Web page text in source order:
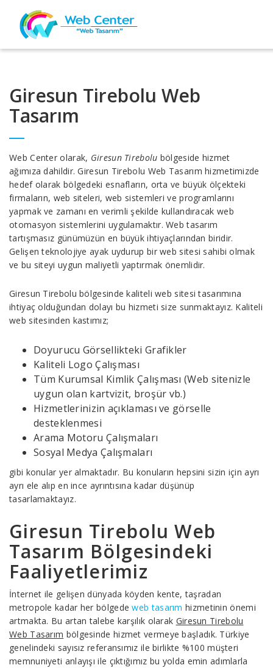
Giresun Tirebolu Web
Tasarım
Web Center olarak, Giresun Tirebolu bölgeside hizmet
ağımıza dahildir. Giresun Tirebolu Web Tasarım hizmetimizde
hedef olarak bölgedeki esnafların, orta ve büyük ölçekteki
firmaların, web siteleri, web sistemleri ve programlarını
yapmak ve zamanı en verimli şekilde kullandıracak web
otomasyon sistemlerini uygulamaktır. Web tasarım
tartışmasız günümüzün en büyük ihtiyaçlarından biridir.
Gelişen teknolojiye ayak uydurup bir web sitesi sahibi olmak
ve bu siteyi uygun maliyetli yaptırmak önemlidir.
Giresun Tirebolu bölgesinde kaliteli web sitesi tasarımına
ihtiyaç olduğundan dolayı bu hizmeti size sunmaktayız. Kaliteli
web sitesinden kastımız;
Doyurucu Görsellikteki Grafikler
Kaliteli Logo Çalışması
Tüm Kurumsal Kimlik Çalışması (Web sitenizle
uygun olan kartvizit, broşür vb.)
Hizmetlerinizin açıklaması ve görselle
desteklenmesi
Arama Motoru Çalışmaları
Sosyal Medya Çalışmaları
gibi konular yer almaktadır. Bu konuların hepsini sizin için ayrı
ayrı ele alıp en ince ayrıntısına kadar düşünüp
tasarlamaktayız.
Giresun Tirebolu Web
Tasarım Bölgesindeki
Faaliyetlerimiz
İnternet ile gelişen dünyada köyden kente, taşradan
metropole kadar her bölgedeweb tasarım hizmetinin önemi
artmakta. Bu artan talebe karşılık olarak Giresun Tirebolu
Web Tasarım bölgesinde hizmet vermeye başladık. Türkiye
genelindeki sayısız referansımız ile birlikte %100 müşteri
memnuniyeti anlayışı ile çıktığımız bu yolda emin adımlarla